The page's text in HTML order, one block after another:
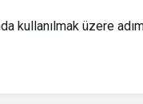
kullanılmak üzere